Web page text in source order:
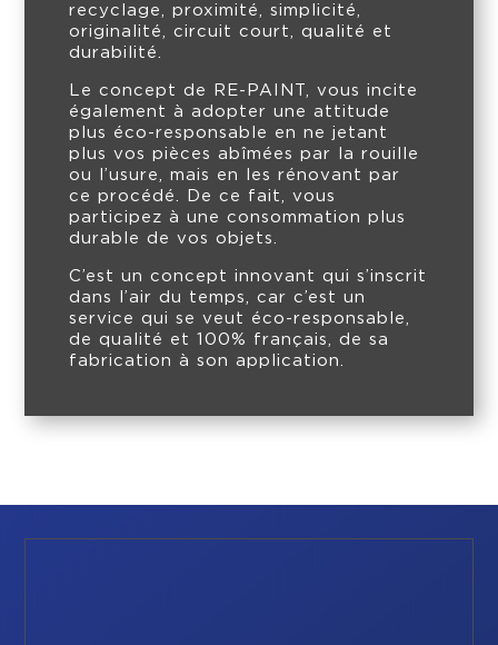
recyclage, proximité, simplicité,
originalité, circuit court, qualité et
durabilité.
Le concept de RE-PAINT, vous incite
également à adopter une attitude
plus éco-responsable en ne jetant
plus vos pièces abîmées par la rouille
ou l’usure, mais en les rénovant par
ce procédé. De ce fait, vous
participez à une consommation plus
durable de vos objets.
C’est un concept innovant qui s’inscrit
dans l’air du temps, car c’est un
service qui se veut éco-responsable,
de qualité et 100% français, de sa
fabrication à son application.